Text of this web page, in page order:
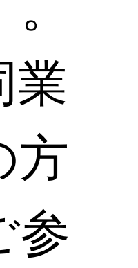
業
方
参